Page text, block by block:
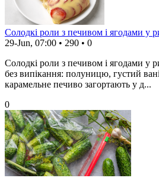
Солодкі роли з печивом і ягодами у
29-Jun, 07:00 • 290 • 0
Солодкі роли з печивом і ягодами у
без випікання: полуницю, густий
карамельне печиво загортають у д...
0